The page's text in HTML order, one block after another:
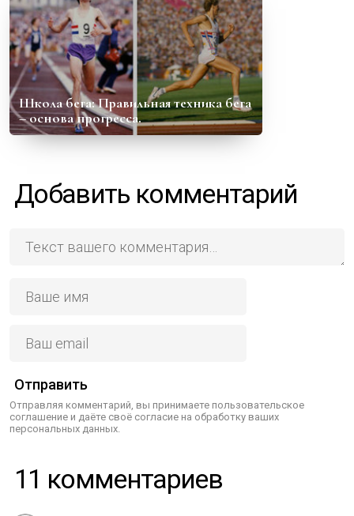
Школа бега: Правильная техника бега
– основа прогресса.
Добавить комментарий
Отправить
Отправляя комментарий, вы принимаете пользовательское
соглашение и даёте своё согласие на обработку ваших
персональных данных.
11 комментариев